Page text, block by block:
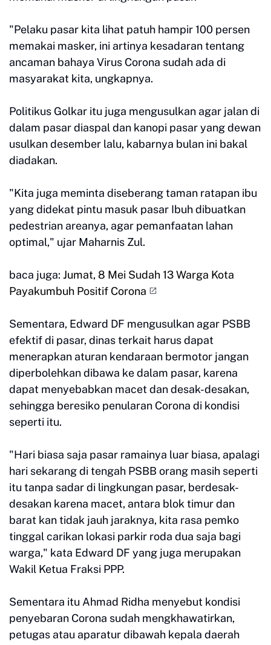
"Pelaku pasar kita lihat patuh hampir 100 persen
memakai masker, ini artinya kesadaran tentang
ancaman bahaya Virus Corona sudah ada di
masyarakat kita, ungkapnya.
Politikus Golkar itu juga mengusulkan agar jalan di
dalam pasar diaspal dan kanopi pasar yang dewan
usulkan desember lalu, kabarnya bulan ini bakal
diadakan.
"Kita juga meminta diseberang taman ratapan ibu
yang didekat pintu masuk pasar Ibuh dibuatkan
pedestrian areanya, agar pemanfaatan lahan
optimal," ujar Maharnis Zul.
baca juga: Jumat, 8 Mei Sudah 13 Warga Kota
Payakumbuh Positif Corona
Sementara, Edward DF mengusulkan agar PSBB
efektif di pasar, dinas terkait harus dapat
menerapkan aturan kendaraan bermotor jangan
diperbolehkan dibawa ke dalam pasar, karena
dapat menyebabkan macet dan desak-desakan,
sehingga beresiko penularan Corona di kondisi
seperti itu.
"Hari biasa saja pasar ramainya luar biasa, apalagi
hari sekarang di tengah PSBB orang masih seperti
itu tanpa sadar di lingkungan pasar, berdesak-
desakan karena macet, antara blok timur dan
barat kan tidak jauh jaraknya, kita rasa pemko
tinggal carikan lokasi parkir roda dua saja bagi
warga," kata Edward DF yang juga merupakan
Wakil Ketua Fraksi PPP.
Sementara itu Ahmad Ridha menyebut kondisi
penyebaran Corona sudah mengkhawatirkan,
petugas atau aparatur dibawah kepala daerah